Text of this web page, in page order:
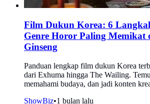
Film Dukun Korea: 6
Genre Horor Paling Memikat
Ginseng
Panduan lengkap film dukun Korea
dari Exhuma hingga The Wailing.
memahami budaya, dan jadi konten
ShowBiz•1 bulan lalu